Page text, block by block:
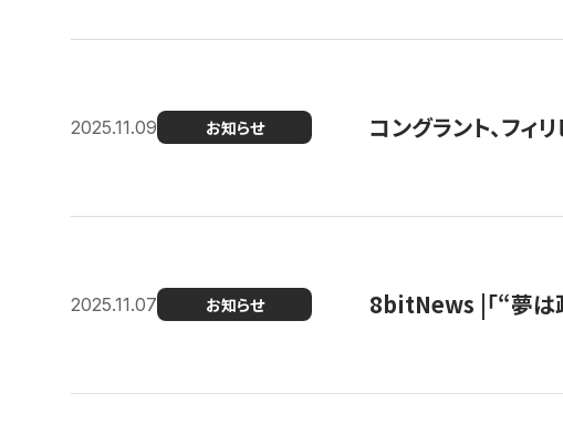
2025.11.09 お知らせ コングラント、フ
2025.11.07 お知らせ 8bitNews |「“夢は